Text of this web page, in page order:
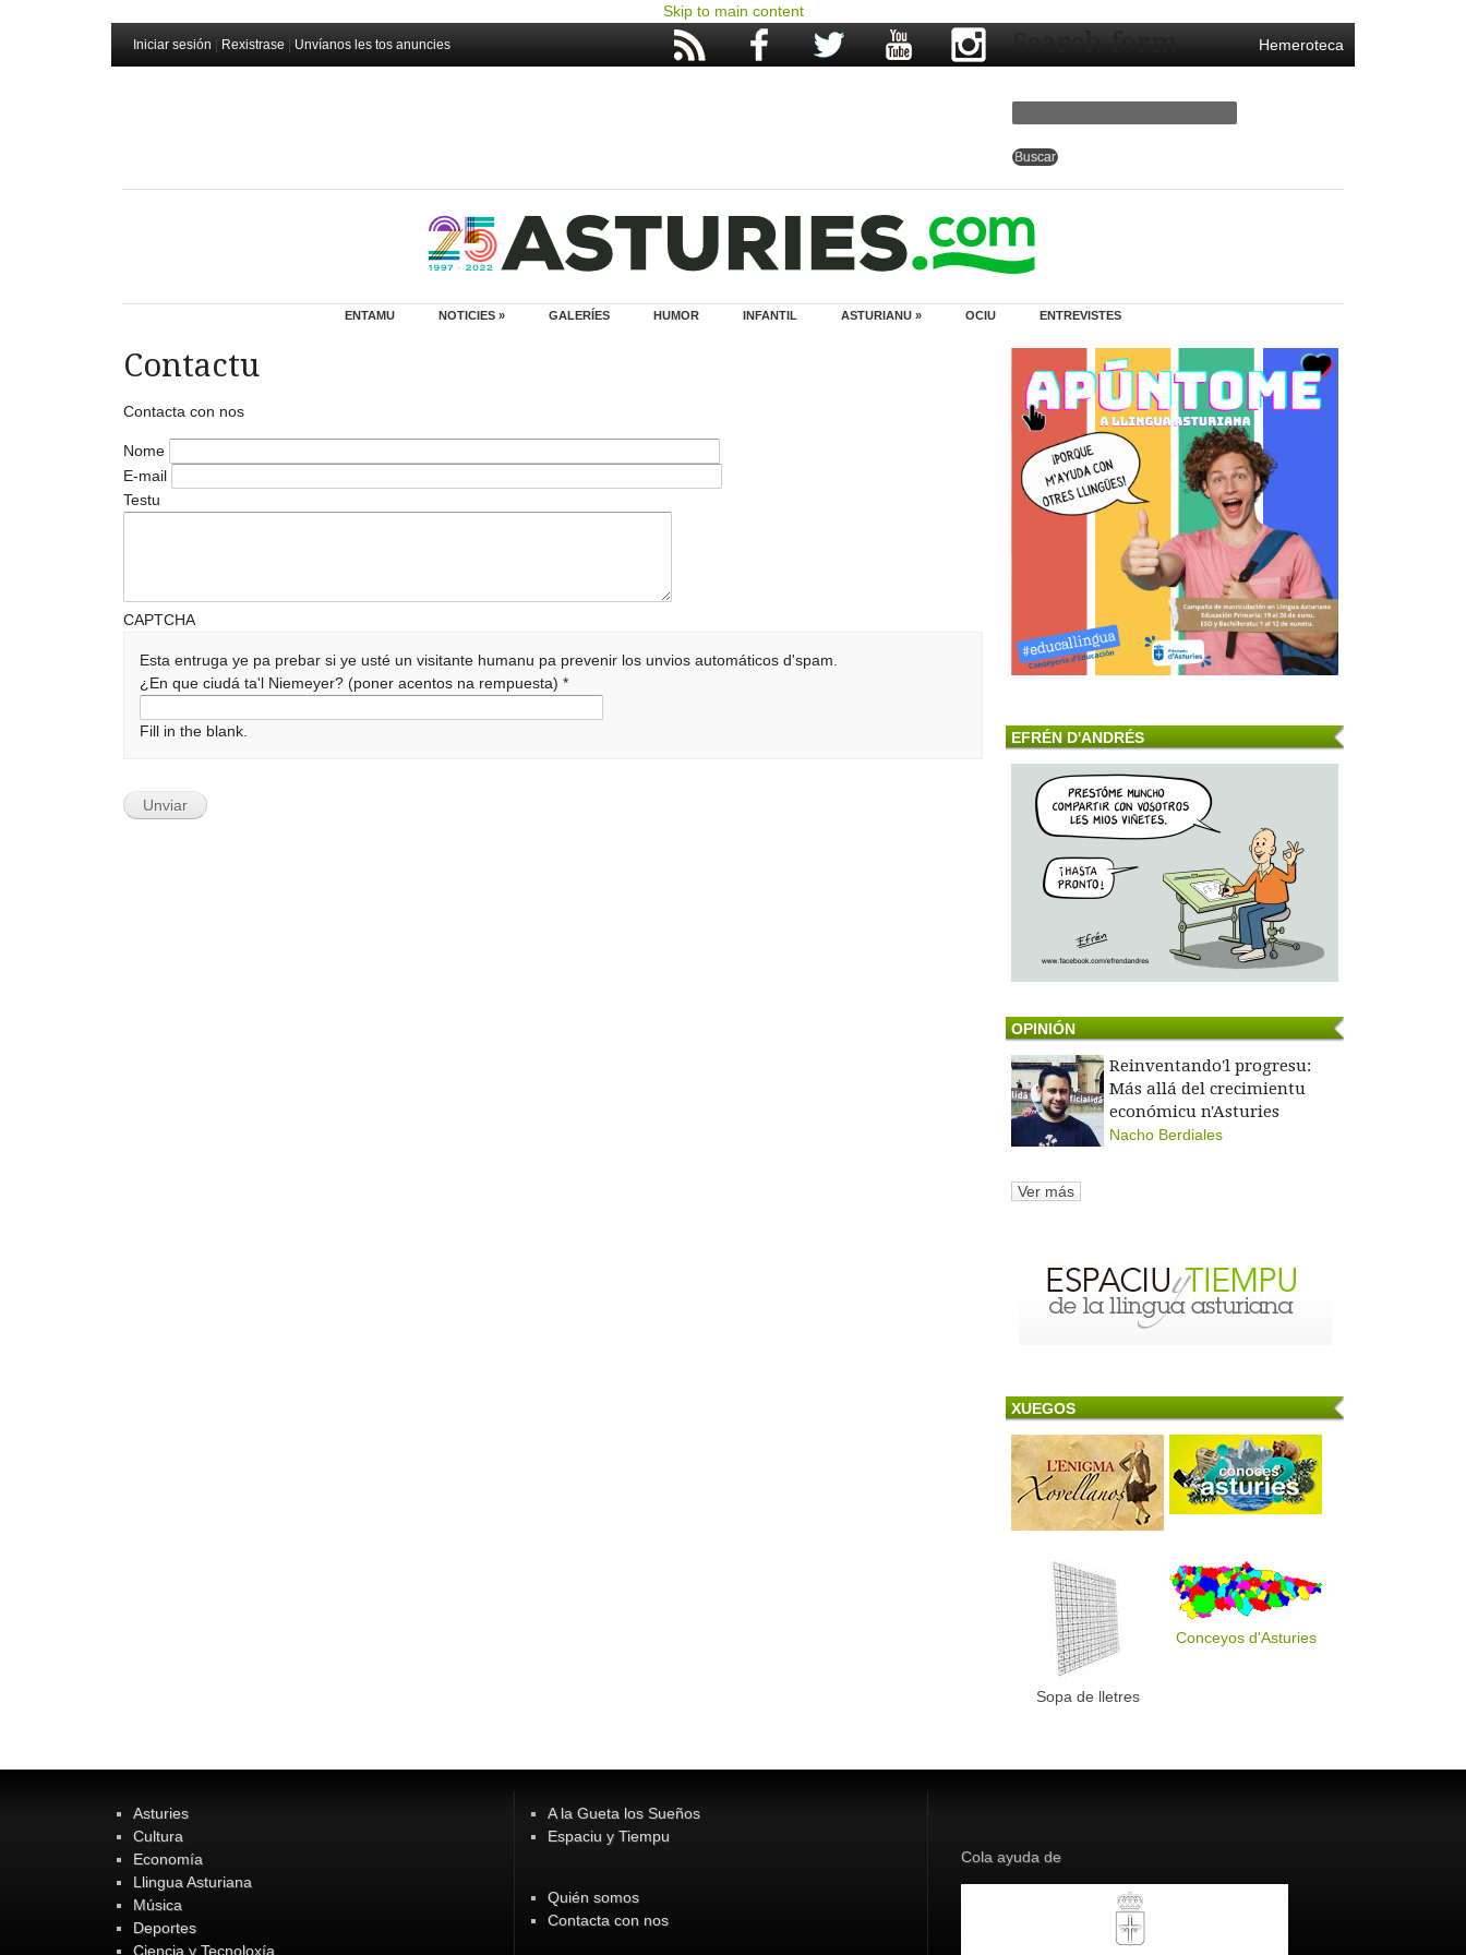
Skip to main content
Iniciar sesión Rexistrase Unvíanos les tos anuncies Hemeroteca
Search form
ENTAMU NOTICIES » GALERÍES HUMOR INFANTIL ASTURIANU » OCIU ENTREVISTES
Contactu
Contacta con nos
Nome
E-mail
Testu
CAPTCHA
Esta entruga ye pa prebar si ye usté un visitante humanu pa prevenir los unvios automáticos d'spam.
¿En que ciudá ta'l Niemeyer? (poner acentos na rempuesta)*
Fill in the blank. EFRÉN D'ANDRÉS
OPINIÓN
Reinventando'l progresu:
Más allá del crecimientu
económicu n'Asturies
Nacho Berdiales
Ver más
XUEGOS
Sopa de lletres
Conceyos d'Asturies
Asturies
Cultura
Economía
Llingua Asturiana
Música
Deportes
Ciencia y Tecnoloxía
A la Gueta los Sueños
Espaciu y Tiempu
Quién somos
Contacta con nos
Cola ayuda de